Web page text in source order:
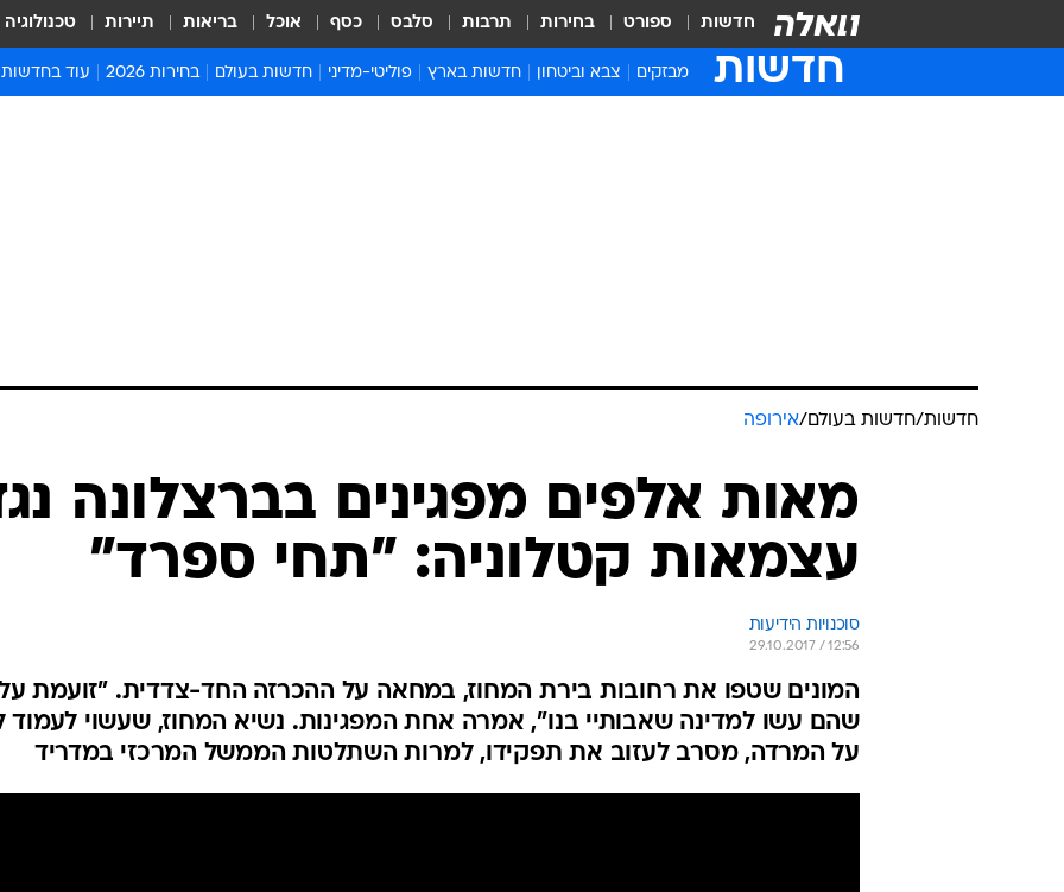
חדשות ספורט בחירות תרבות סלבס כסף אוכל בריאות תיירות טכנולוגיה
חדשות מבזקים צבא וביטחון חדשות בארץ פוליטי-מדיני חדשות בעולם בחירות 2026 עוד בחדשות
חדשות
חדשות/חדשות בעולם/אירופה
מאות אלפים מפגינים בברצלונה
עצמאות קטלוניה: "תחי ספרד"
סוכנויות הידיעות
29.10.2017 / 12:56
המונים שטפו את רחובות בירת המחוז, במחאה על ההכרזה החד-צדדית. "זועמת
שהם עשו למדינה שאבותיי בנו", אמרה אחת המפגינות. נשיא המחוז, שעשוי לעמוד
על המרדה, מסרב לעזוב את תפקידו, למרות השתלטות הממשל המרכזי במדריד